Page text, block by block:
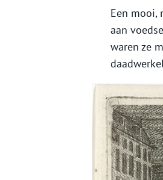
Een mooi,
aan
waren ze